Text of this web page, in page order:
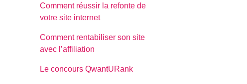
Comment réussir la refonte de
votre site internet
Comment rentabiliser son site
avec l’affiliation
Le concours QwantURank